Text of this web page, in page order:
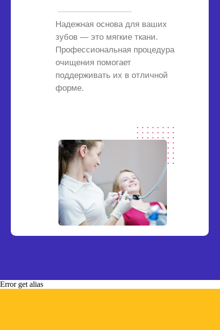
Надежная основа для ваших
зубов — это мягкие ткани.
Профессиональная процедура
очищения помогает
поддерживать их в отличной
форме.
Error get alias